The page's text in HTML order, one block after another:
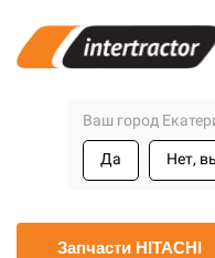
Ваш город
Да Нет,
Запчасти HITACHI